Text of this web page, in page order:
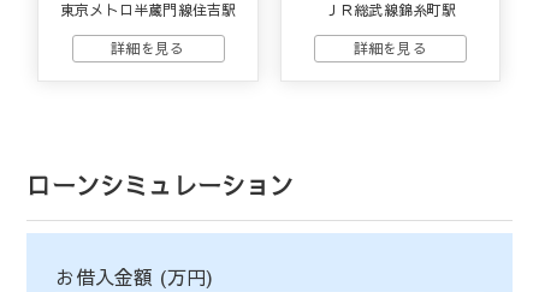
東京メトロ半蔵門線住吉駅
ＪＲ総武線錦糸町駅
ローンシミュレーション
お借入金額 (万円)